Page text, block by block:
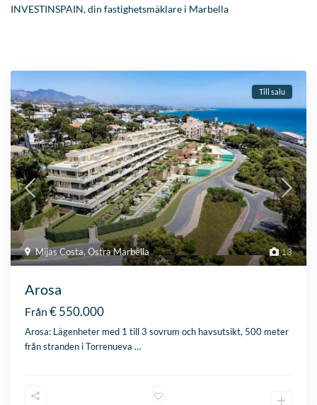
INVESTINSPAIN, din fastighetsmäklare i Marbella
13
Mijas Costa,Östra Marbella
Till salu
Arosa
Från € 550.000
Arosa: Lägenheter med 1 till 3 sovrum och havsutsikt, 500 meter
från stranden i Torrenueva…